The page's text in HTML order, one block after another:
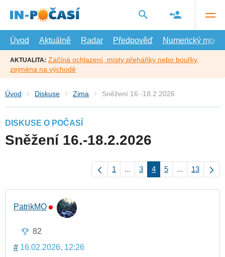
hlavní
Úvod
Aktuálně Radar Předpověď Numerický model
AKTUALITA: Začíná ochlazení, místy přeháňky nebo bouřky,
zejména na východě
Úvod Diskuse Zima Sněžení 16.-18.2.2026
DISKUSE O POČASÍ
Sněžení 16.-18.2.2026
1 ... 3 4 5 ... 13
PatrikMO
82
# 16.02.2026, 12:26